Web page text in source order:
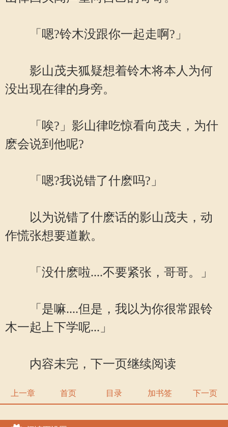
「嗯?铃木没跟你一起走啊?」
影山茂夫狐疑想着铃木将本人为何
没出现在律的身旁。
「唉?」影山律吃惊看向茂夫，为什
麽会说到他呢?
「嗯?我说错了什麽吗?」
以为说错了什麽话的影山茂夫，动
作慌张想要道歉。
「没什麽啦....不要紧张，哥哥。」
「是嘛....但是，我以为你很常跟铃
木一起上下学呢...」
内容未完，下一页继续阅读
上一章 首页 目录 加书签 下一页